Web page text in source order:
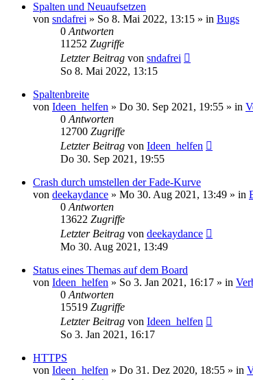
Spalten und Neuaufsetzen
von sndafrei » So 8. Mai 2022, 13:15 » in Bugs
0 Antworten
11252 Zugriffe
Letzter Beitrag von sndafrei
So 8. Mai 2022, 13:15
Spaltenbreite
von Ideen_helfen » Do 30. Sep 2021, 19:55 » in
0 Antworten
12700 Zugriffe
Letzter Beitrag von Ideen_helfen
Do 30. Sep 2021, 19:55
Crash durch umstellen der Fade-Kurve
von deekaydance » Mo 30. Aug 2021, 13:49 » in
0 Antworten
13622 Zugriffe
Letzter Beitrag von deekaydance
Mo 30. Aug 2021, 13:49
Status eines Themas auf dem Board
von Ideen_helfen » So 3. Jan 2021, 16:17 » in
0 Antworten
15519 Zugriffe
Letzter Beitrag von Ideen_helfen
So 3. Jan 2021, 16:17
HTTPS
von Ideen_helfen » Do 31. Dez 2020, 18:55 » in